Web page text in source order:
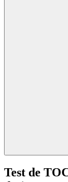
Test de